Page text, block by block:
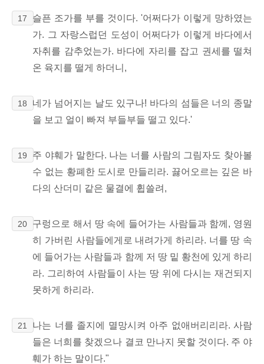
17
슬픈 조가를 부를 것이다. '어쩌다가 이렇게 망하였는
가. 그 자랑스럽던 도성이 어쩌다가 이렇게 바다에서
자취를 감추었는가. 바다에 자리를 잡고 권세를 떨쳐
온 육지를 떨게 하더니,
18
네가 넘어지는 날도 있구나! 바다의 섬들은 너의 종말
을 보고 얼이 빠져 부들부들 떨고 있다.'
19
주 야훼가 말한다. 나는 너를 사람의 그림자도 찾아볼
수 없는 황폐한 도시로 만들리라. 끓어오르는 깊은 바
다의 산더미 같은 물결에 휩쓸려,
20
구렁으로 해서 땅 속에 들어가는 사람들과 함께, 영원
히 가버린 사람들에게로 내려가게 하리라. 너를 땅 속
에 들어가는 사람들과 함께 저 땅 밑 황천에 있게 하리
라. 그리하여 사람들이 사는 땅 위에 다시는 재건되지
못하게 하리라.
21
나는 너를 졸지에 멸망시켜 아주 없애버리리라. 사람
들은 너희를 찾겠으나 결코 만나지 못할 것이다. 주 야
훼가 하는 말이다."